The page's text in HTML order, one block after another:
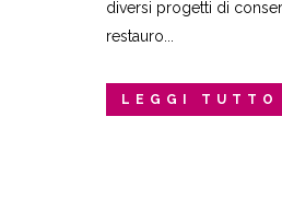
diversi progetti di
restauro...
LEGGI TUTTO